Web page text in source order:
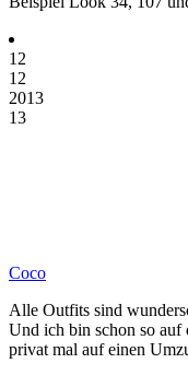
12
12
2013
13
Coco
Alle Outfits sind
Und ich bin schon so
privat mal auf einen